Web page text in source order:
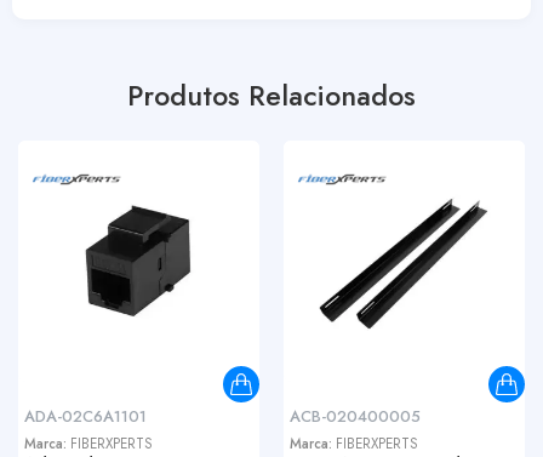
Produtos Relacionados
ADA-02C6A1101
Marca: FIBERXPERTS
ACB-020400005
Marca: FIBERXPERTS